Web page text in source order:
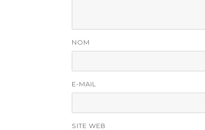
NOM
E-MAIL
SITE WEB